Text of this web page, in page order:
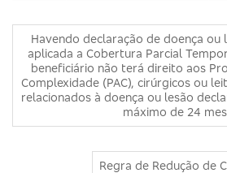
Havendo declaração de doença ou
aplicada a Cobertura Parcial
beneficiário não terá direito aos
Complexidade (PAC), cirúrgicos ou
relacionados à doença ou lesão
máximo de 24
Regra de Redução de